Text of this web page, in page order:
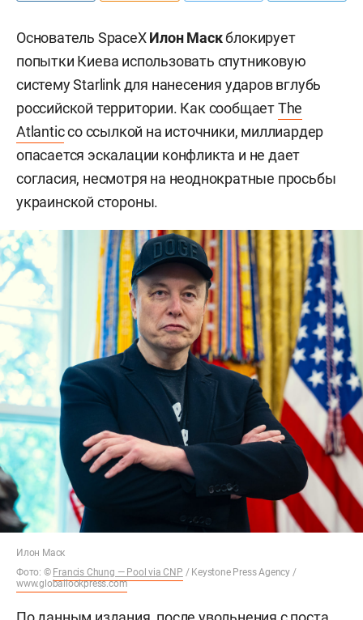
Основатель SpaceXИлон Маскблокирует
попытки Киева использовать спутниковую
систему Starlink для нанесения ударов вглубь
российской территории. Как сообщаетThe
Atlanticсо ссылкой на источники, миллиардер
опасается эскалации конфликта и не дает
согласия, несмотря на неоднократные просьбы
украинской стороны.
Илон Маск
Фото: © Francis Chung — Pool via CNP / Keystone Press Agency /
www.globallookpress.com